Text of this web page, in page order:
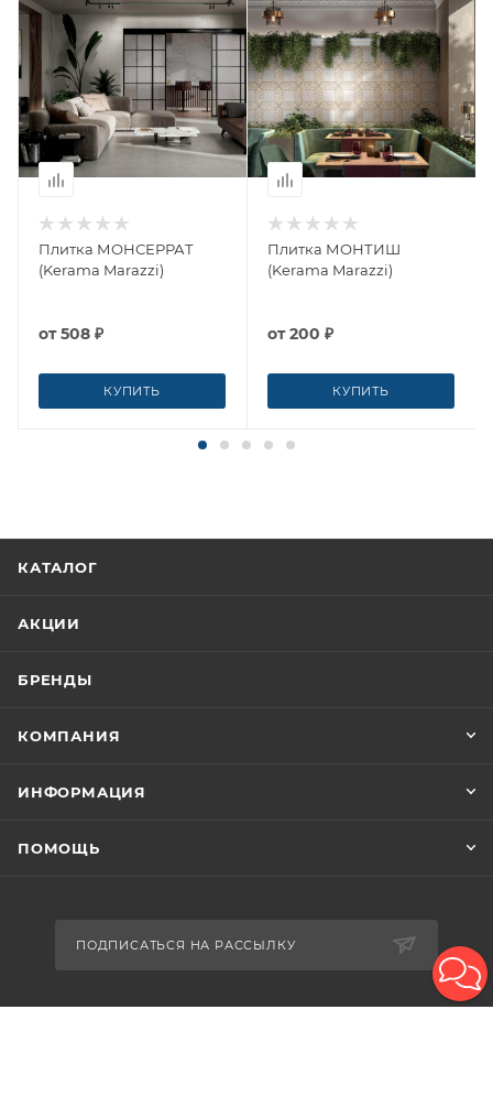
Плитка МОНСЕРРАТ
(Kerama Marazzi)
от508 ₽
КУПИТЬ
Плитка МОНТИШ
(Kerama Marazzi)
от200 ₽
КУПИТЬ
КАТАЛОГ
АКЦИИ
БРЕНДЫ
КОМПАНИЯ
ИНФОРМАЦИЯ
ПОМОЩЬ
ПОДПИСАТЬСЯ НА РАССЫЛКУ